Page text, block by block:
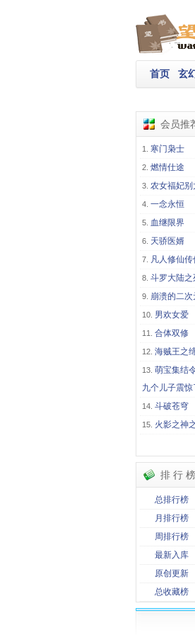
首页 玄
会员推
寒门枭士
燃情仕途
农女福妃别
一念永恒
血继限界
天骄医婿
凡人修仙
斗罗大陆之
崩溃的二次
男欢女爱
合体双修
海贼王之
萌宝集结
九个儿子震
斗破苍穹
火影之神
排 行 榜
总排行榜
月排行榜
周排行榜
最新入库
原创更新
总收藏榜